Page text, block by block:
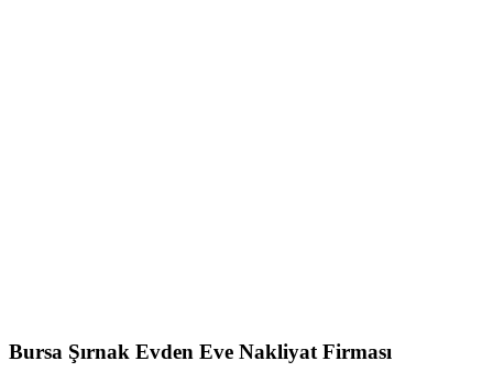
Bursa Şırnak Evden Eve Nakliyat Firması